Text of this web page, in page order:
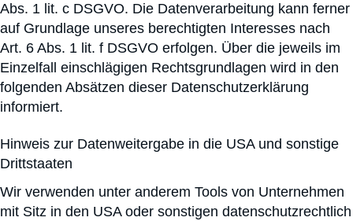
Abs. 1 lit. c DSGVO. Die Datenverarbeitung kann ferner
auf Grundlage unseres berechtigten Interesses nach
Art. 6 Abs. 1 lit. f DSGVO erfolgen. Über die jeweils im
Einzelfall einschlägigen Rechtsgrundlagen wird in den
folgenden Absätzen dieser Datenschutzerklärung
informiert.
Hinweis zur Datenweitergabe in die USA und sonstige
Drittstaaten
Wir verwenden unter anderem Tools von Unternehmen
mit Sitz in den USA oder sonstigen datenschutzrechtlich